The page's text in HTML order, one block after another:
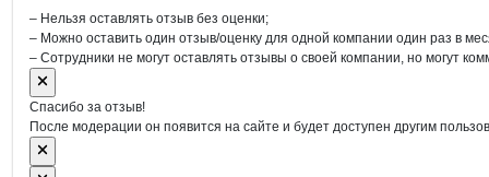
– Нельзя оставлять отзыв без оценки;
– Можно оставить один отзыв/оценку для одной компании один раз в
– Сотрудники не могут оставлять отзывы о своей компании, но могут
Спасибо за отзыв!
После модерации он появится на сайте и будет доступен другим